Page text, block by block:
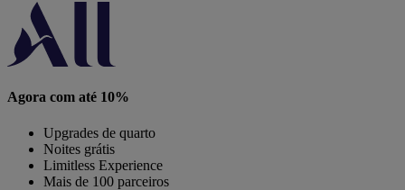
Agora com até 10%
Upgrades de quarto
Noites grátis
Limitless Experience
Mais de 100 parceiros